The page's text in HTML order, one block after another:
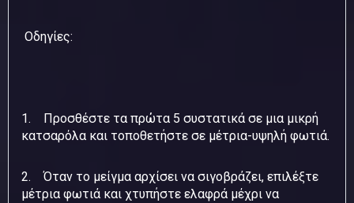
Οδηγίες:
1. Προσθέστε τα πρώτα 5 συστατικά σε μια μικρή
κατσαρόλα και τοποθετήστε σε μέτρια-υψηλή φωτιά.
2. Όταν το μείγμα αρχίσει να σιγοβράζει, επιλέξτε
μέτρια φωτιά και χτυπήστε ελαφρά μέχρι να